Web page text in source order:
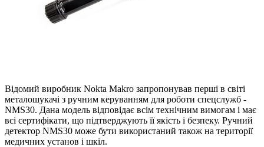
Відомий виробник Nokta Makro запропонував перші в світі
металошукачі з ручним керуванням для роботи спецслужб -
NMS30. Дана модель відповідає всім технічним вимогам і має
всі сертифікати, що підтверджують її якість і безпеку. Ручний
детектор NMS30 може бути використаний також на території
медичних установ і шкіл.